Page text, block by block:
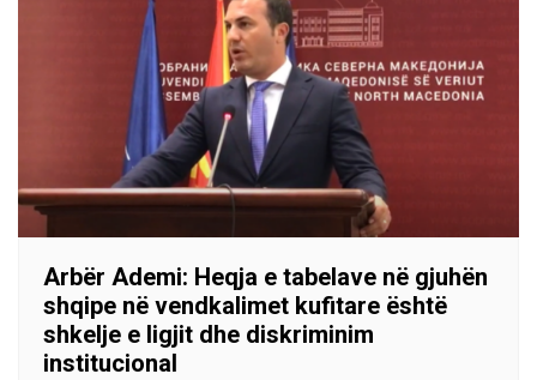
Arbër Ademi: Heqja e tabelave në gjuhën
shqipe në vendkalimet kufitare është
shkelje e ligjit dhe diskriminim
institucional